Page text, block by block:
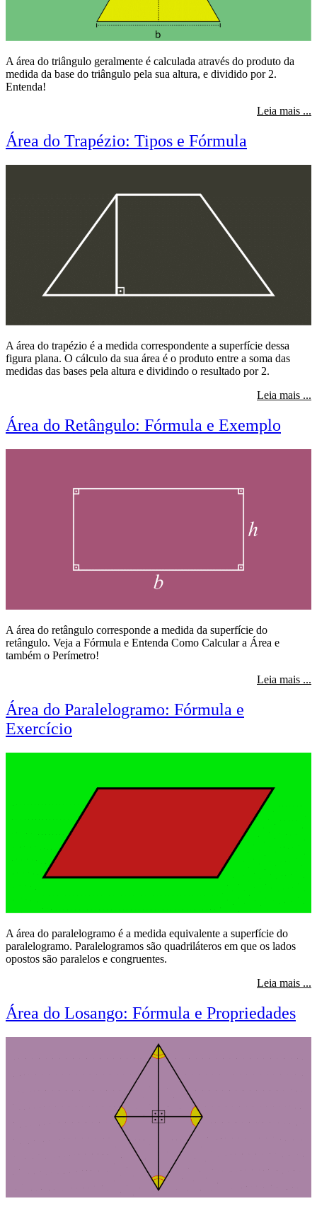
A área do triângulo geralmente é calculada através do produto da
medida da base do triângulo pela sua altura, e dividido por 2.
Entenda!
Leia mais ...
Área do Trapézio: Tipos e Fórmula
A área do trapézio é a medida correspondente a superfície dessa
figura plana. O cálculo da sua área é o produto entre a soma das
medidas das bases pela altura e dividindo o resultado por 2.
Leia mais ...
Área do Retângulo: Fórmula e Exemplo
A área do retângulo corresponde a medida da superfície do
retângulo. Veja a Fórmula e Entenda Como Calcular a Área e
também o Perímetro!
Leia mais ...
Área do Paralelogramo: Fórmula e
Exercício
A área do paralelogramo é a medida equivalente a superfície do
paralelogramo. Paralelogramos são quadriláteros em que os lados
opostos são paralelos e congruentes.
Leia mais ...
Área do Losango: Fórmula e Propriedades